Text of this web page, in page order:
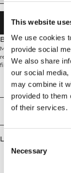
This website
We use cookies
provide social
We also share
our social
may combine it
provided to them
of their services.
Consent
Selection
Necessary
Beskrivelse
Mirage Cropped Singlet
release-stoff som
fiberblandingen
overflateområde, noe
treningsøkter. 81%
Tekniske
Levering og retur
Lignende produkter